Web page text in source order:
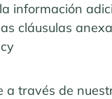
información
cláusulas
a través de